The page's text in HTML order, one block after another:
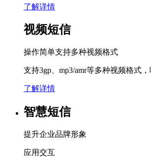
了解详情
视频短信
操作简单支持多种视频格式
支持3gp、mp3/amr等多种视频格式
了解详情
智慧短信
提升企业品牌形象
应用交互